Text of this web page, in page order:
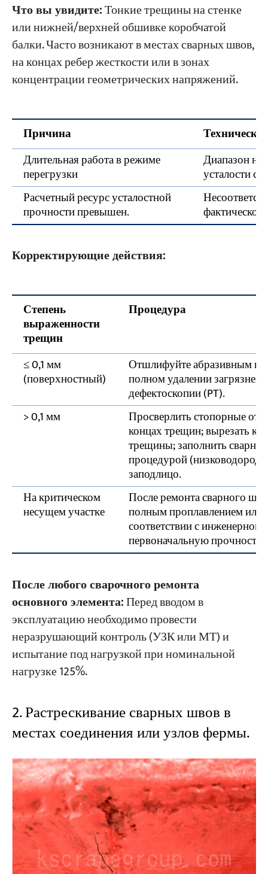
Что вы увидите:Тонкие трещины на стенке
или нижней/верхней обшивке коробчатой
балки. Часто возникают в местах сварных швов,
на концах ребер жесткости или в зонах
концентрации геометрических напряжений.
Причина
Длительная работа в режиме
перегрузки
Диапазон
усталости
Расчетный ресурс усталостной
прочности превышен.
Корректирующие действия:
Степень
выраженности
трещин
Процедура
≤ 0,1 мм
(поверхностный)
Отшлифуйте абразивным
полном удалении
дефектоскопии (PT).
> 0,1 мм
Просверлить стопорные
концах трещин; вырезать
трещины; заполнить
процедурой
заподлицо.
На критическом
несущем участке
После ремонта сварного
полным проплавлением
соответствии с инженерной
первоначальную прочность.
После любого сварочного ремонта
основного элемента:Перед вводом в
эксплуатацию необходимо провести
неразрушающий контроль (УЗК или МТ) и
испытание под нагрузкой при номинальной
нагрузке 125%.
2. Растрескивание сварных швов в
местах соединения или узлов фермы.